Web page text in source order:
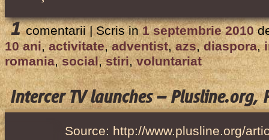
1 comentarii |Scris in 1 septembrie 2010
10 ani,activitate,adventist,azs,diaspora,
romania,social,stiri,voluntariat
Intercer TV launches – Plusline.org,
Source: http://www.plusline.org/